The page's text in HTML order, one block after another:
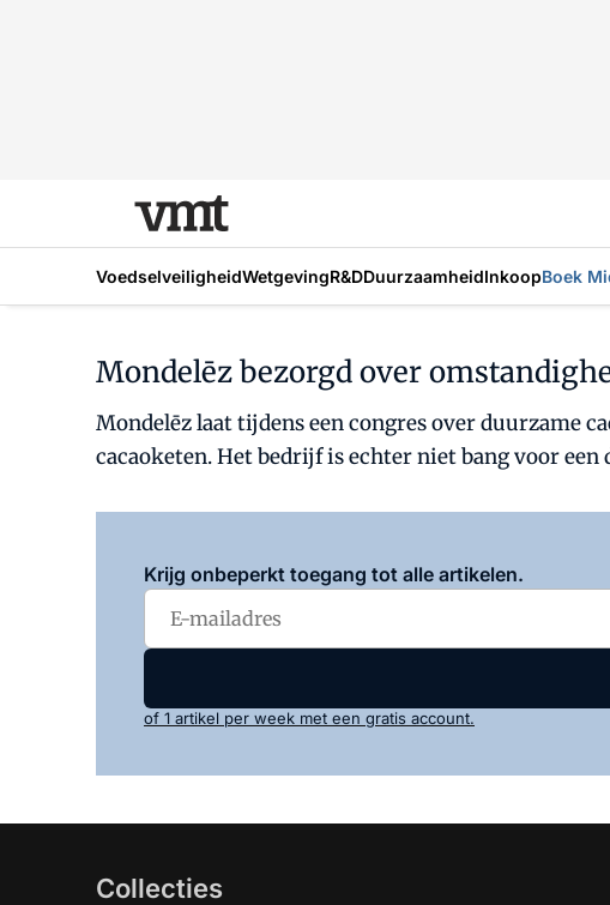
VoedselveiligheidWetgevingR&DDuurzaamheidInkoopBoek
Mondelēz bezorgd over
Mondelēz laat tijdens een congres over duurzame
cacaoketen. Het bedrijf is echter niet bang voor een
Krijg onbeperkt toegang tot alle artikelen.
of 1 artikel per week met een gratis account.
Collecties